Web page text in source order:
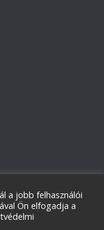
a jobb felhasználói
Ön elfogadja a